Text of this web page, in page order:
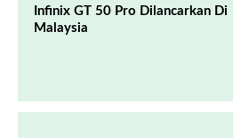
Infinix GT 50 Pro Dilancarkan Di
Malaysia